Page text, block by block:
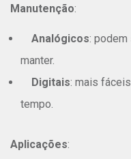
Manutenção:
Analógicos:
manter.
Digitais: mais
tempo.
Aplicações: